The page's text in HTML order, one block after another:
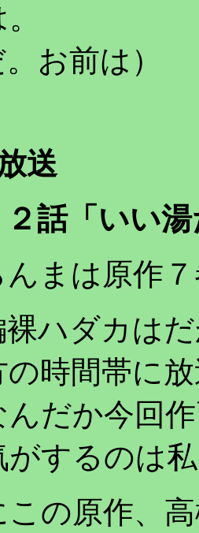
お前は）
送
話「いい
まは原作
ハダカは
時間帯に
だか今回
がするのは
の原作、